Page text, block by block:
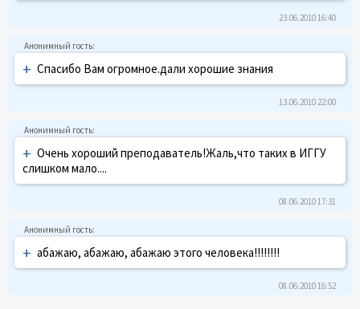
23.06.2010 16:40
+ Спасибо Вам огромное.дали хорошие знания
13.06.2010 22:00
+ Очень хороший преподаватель!Жаль,что таких в ИГГУ
слишком мало....
08.06.2010 17:31
+ абажаю, абажаю, абажаю этого человека!!!!!!!!
08.06.2010 16:52